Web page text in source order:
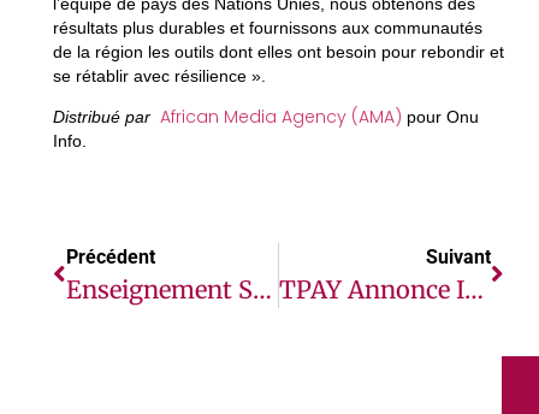
résultats plus durables et fournissons aux communautés
de la région les outils dont elles ont besoin pour rebondir et
se rétablir avec résilience ».
Distribué par African Media Agency (AMA) pour Onu
Info.
Précédent
Enseignement Supérieur Au Sénégal : Plus De 150 Millions De Dollars Pour Une Intégration Rapide Au Marché Du Travail
Suivant
TPAY Annonce Işık Uman Au Poste De PDG Du Groupe